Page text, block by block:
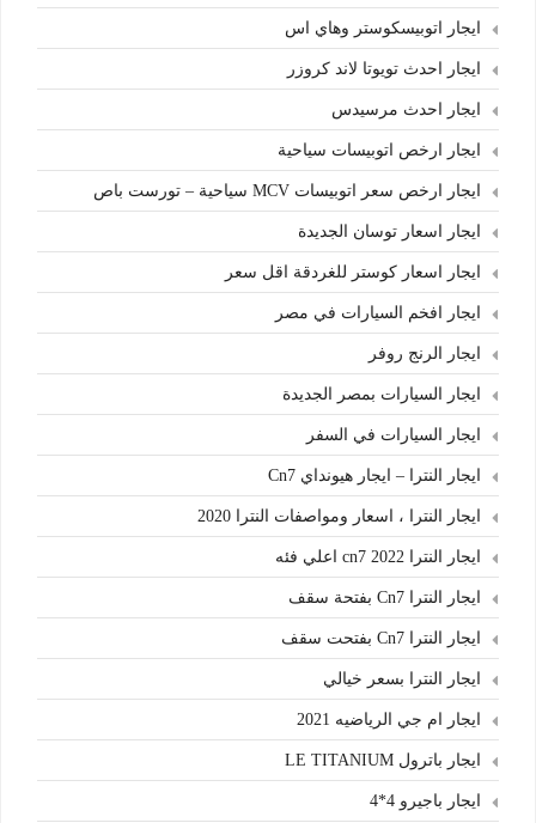
ايجار اتوبيسكوستر وهاي اس
ايجار احدث تويوتا لاند كروزر
ايجار احدث مرسيدس
ايجار ارخص اتوبيسات سياحية
ايجار ارخص سعر اتوبيسات MCV سياحية – تورست باص
ايجار اسعار توسان الجديدة
ايجار اسعار كوستر للغردقة اقل سعر
ايجار افخم السيارات في مصر
ايجار الرنج روفر
ايجار السيارات بمصر الجديدة
ايجار السيارات في السفر
ايجار النترا – ايجار هيونداي Cn7
ايجار النترا ، اسعار ومواصفات النترا 2020
ايجار النترا cn7 2022 اعلي فئه
ايجار النترا Cn7 بفتحة سقف
ايجار النترا Cn7 بفتحت سقف
ايجار النترا بسعر خيالي
ايجار ام جي الرياضيه 2021
ايجار باترول LE TITANIUM
ايجار باجيرو 4*4